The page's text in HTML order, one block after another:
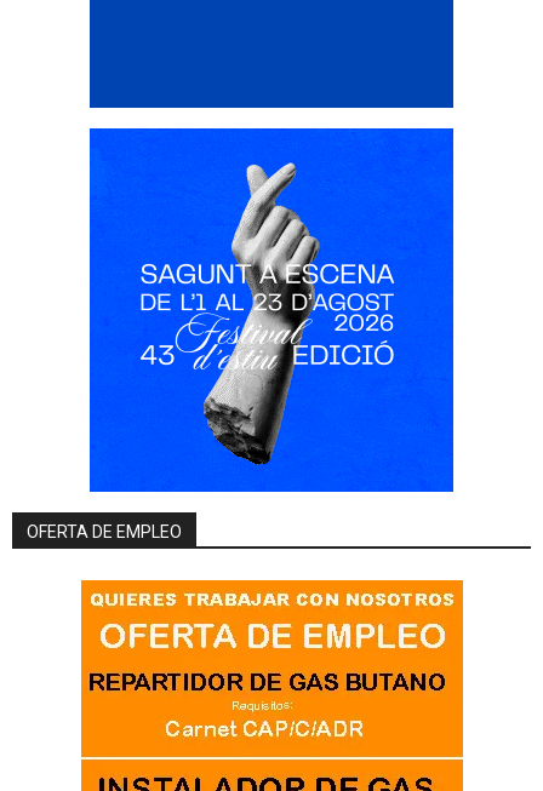
OFERTA DE EMPLEO